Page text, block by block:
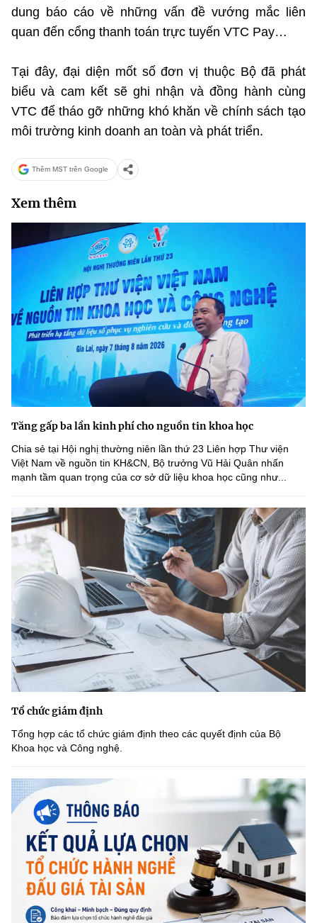
dung báo cáo về những vấn đề vướng mắc liên
quan đến cổng thanh toán trực tuyến VTC Pay…
Tại đây, đại diện mốt số đơn vị thuộc Bộ đã phát
biểu và cam kết sẽ ghi nhận và đồng hành cùng
VTC để tháo gỡ những khó khăn về chính sách tạo
môi trường kinh doanh an toàn và phát triển.
Thêm MST trên Google
Xem thêm
Tăng gấp ba lần kinh phí cho nguồn tin khoa học
Chia sẻ tại Hội nghị thường niên lần thứ 23 Liên hợp Thư viện
Việt Nam về nguồn tin KH&CN, Bộ trưởng Vũ Hải Quân nhấn
mạnh tầm quan trọng của cơ sở dữ liệu khoa học cũng như...
Tổ chức giám định
Tổng hợp các tổ chức giám định theo các quyết định của Bộ
Khoa học và Công nghệ.